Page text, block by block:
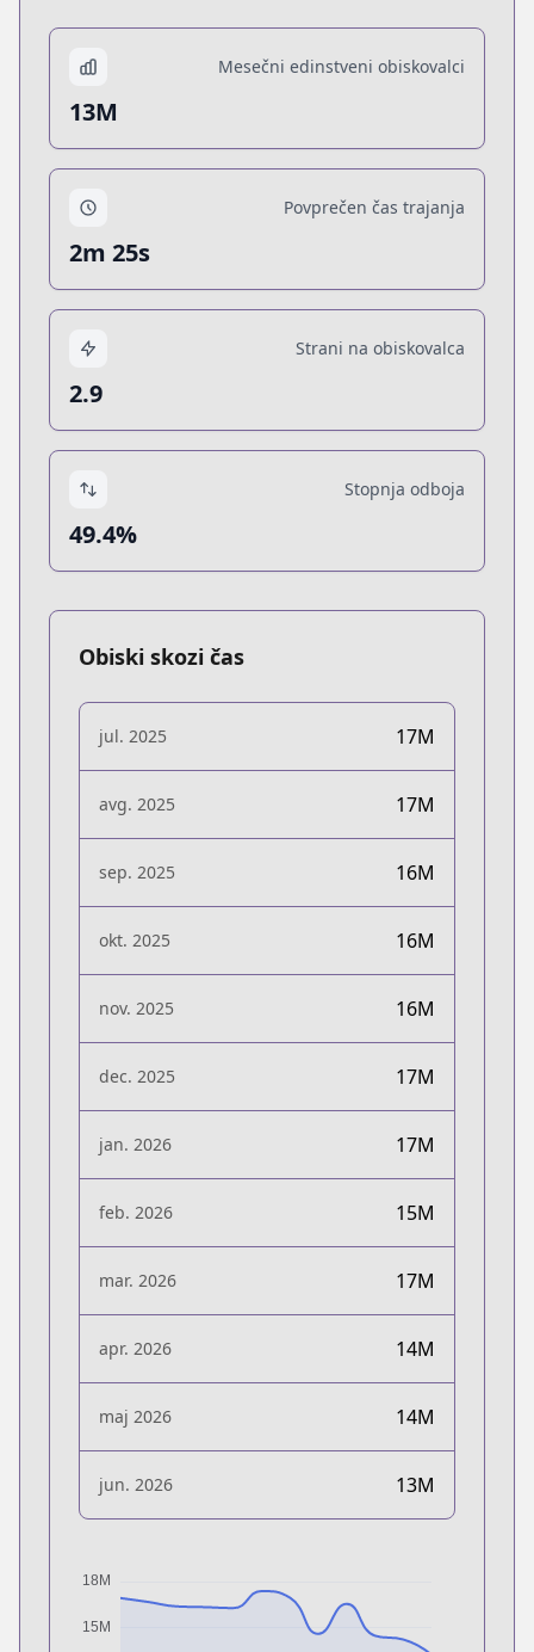
Mesečni edinstveni obiskovalci
13M
Povprečen čas trajanja
2m 25s
Strani na obiskovalca
2.9
Stopnja odboja
49.4%
Obiski skozi čas
jul. 2025 17M
avg. 2025 17M
sep. 2025 16M
okt. 2025 16M
nov. 2025 16M
dec. 2025 17M
jan. 2026 17M
feb. 2026 15M
mar. 2026 17M
apr. 2026 14M
maj 2026 14M
jun. 2026 13M